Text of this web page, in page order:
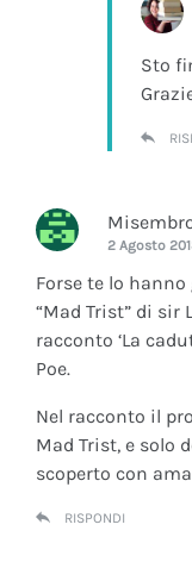
Sto
2 Agosto
Forse te lo
“Mad Trist” di sir
racconto ‘La
Poe.
Nel racconto il
Mad Trist, e solo
scoperto con
RISPONDI